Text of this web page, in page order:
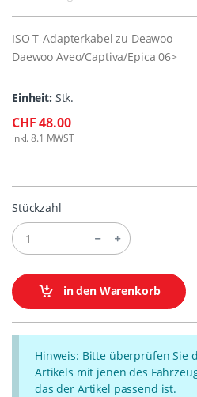
ISO T-Adapterkabel zu Deawoo
Daewoo Aveo/Captiva/Epica 06>
Einheit: Stk.
CHF 48.00
inkl. 8.1 MWST
Stückzahl
in den Warenkorb
Hinweis: Bitte überprüfen Sie
Artikels mit jenen des
das der Artikel passend ist.